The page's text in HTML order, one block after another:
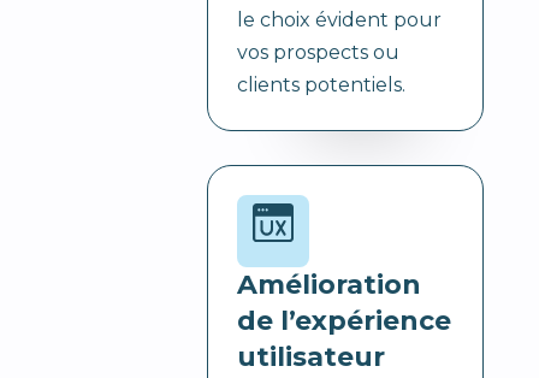
le choix évident pour
vos prospects ou
clients potentiels.
Amélioration
de l’expérience
utilisateur